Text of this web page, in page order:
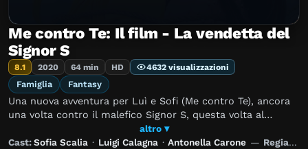
Me contro Te: Il film - La vendetta del
Signor S
8.1 2020 64 min HD 4632 visualizzazioni
Famiglia Fantasy
Una nuova avventura per Luì e Sofi (Me contro Te), ancora
una volta contro il malefico Signor S, questa volta al
cinema. Il Signor S sta tramando vendetta e lavora ad un
piano per diventare il padrone del mondo. I Me contro Te
altro ▾
Cast:Sofia Scalia · Luigi Calagna · Antonella Carone — Regia: